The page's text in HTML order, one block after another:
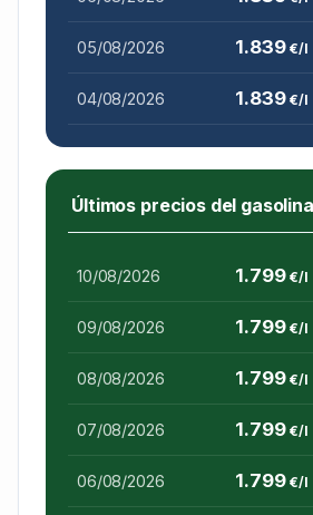
05/08/2026 1.839€/l
04/08/2026 1.839€/l
Últimos precios del
10/08/2026 1.799€/l
09/08/2026 1.799€/l
08/08/2026 1.799€/l
07/08/2026 1.799€/l
06/08/2026 1.799€/l